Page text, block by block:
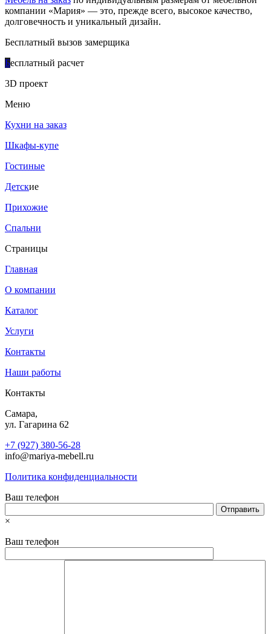
компании «Мария» — это, прежде всего, высокое качество,
долговечность и уникальный дизайн.
Бесплатный вызов замерщика
Бесплатный расчет
3D проект
Меню
Кухни на заказ
Шкафы-купе
Гостиные
Детские
Прихожие
Спальни
Страницы
Главная
О компании
Каталог
Услуги
Контакты
Наши работы
Контакты
Самара,
ул. Гагарина 62
+7 (927) 380-56-28
info@mariya-mebell.ru
Политика конфиденциальности
Ваш телефон
×
Ваш телефон